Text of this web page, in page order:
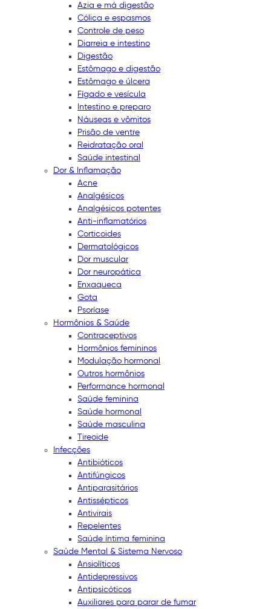
Azia e má digestão
Cólica e espasmos
Controle de peso
Diarreia e intestino
Digestão
Estômago e digestão
Estômago e úlcera
Fígado e vesícula
Intestino e preparo
Náuseas e vômitos
Prisão de ventre
Reidratação oral
Saúde intestinal
Dor & Inflamação
Acne
Analgésicos
Analgésicos potentes
Anti-inflamatórios
Corticoides
Dermatológicos
Dor muscular
Dor neuropática
Enxaqueca
Gota
Psoríase
Hormônios & Saúde
Contraceptivos
Hormônios femininos
Modulação hormonal
Outros hormônios
Performance hormonal
Saúde feminina
Saúde hormonal
Saúde masculina
Tireoide
Infecções
Antibióticos
Antifúngicos
Antiparasitários
Antissépticos
Antivirais
Repelentes
Saúde íntima feminina
Saúde Mental & Sistema Nervoso
Ansiolíticos
Antidepressivos
Antipsicóticos
Auxiliares para parar de fumar